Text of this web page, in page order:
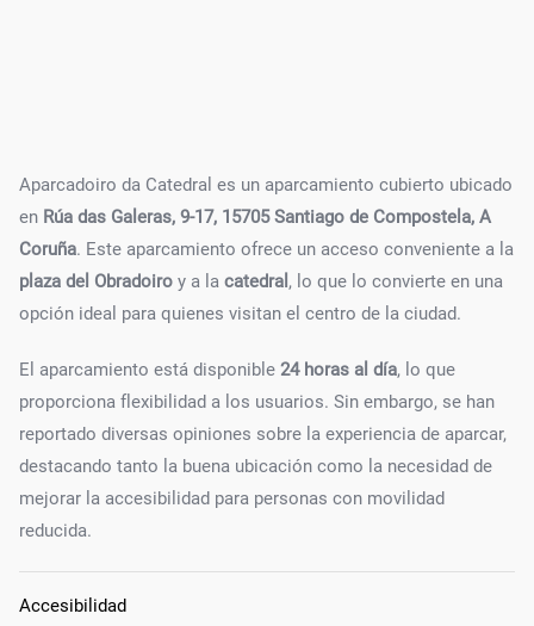
Aparcadoiro da Catedral es un aparcamiento cubierto ubicado
en Rúa das Galeras, 9-17, 15705 Santiago de Compostela, A
Coruña. Este aparcamiento ofrece un acceso conveniente a la
plaza del Obradoiro y a la catedral , lo que lo convierte en una
opción ideal para quienes visitan el centro de la ciudad.
El aparcamiento está disponible 24 horas al día, lo que
proporciona flexibilidad a los usuarios. Sin embargo, se han
reportado diversas opiniones sobre la experiencia de aparcar,
destacando tanto la buena ubicación como la necesidad de
mejorar la accesibilidad para personas con movilidad
reducida.
Accesibilidad